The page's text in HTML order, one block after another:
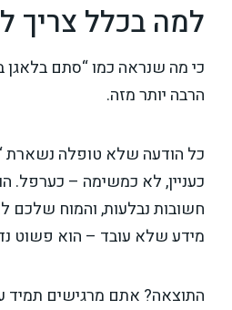
למה בכלל צריך
כי מה שנראה כמו “סתם בלאגן
הרבה יותר מזה.
כל הודעה שלא טופלה נשארת
כעניין, לא כמשימה – כערפל.
חשובות נבלעות, והמוח שלכם
מידע שלא עובד – הוא פשוט
התוצאה? אתם מרגישים תמיד